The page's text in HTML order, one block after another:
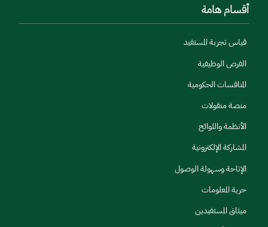
أقسام هامة
قياس تجربة المستفيد
الفرص الوظيفية
المنافسات الحكومية
منصة منقولات
الأنظمة واللوائح
المشاركة الإلكترونية
الإتاحة وسهولة الوصول
حرية المعلومات
ميثاق المستفيدين